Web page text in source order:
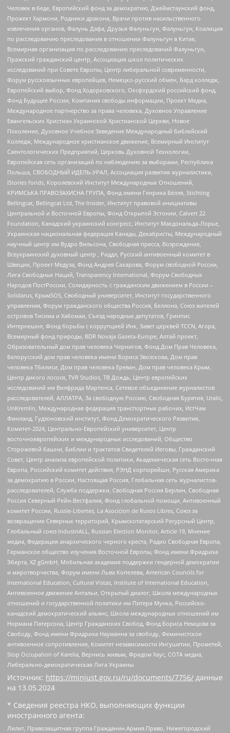
Человек в беде, Европейский фонд за демократию, Джеймстаунский фонд,
Прожект Хармони, Родники дракона, Врачи против насильственного
извлечения органов, Фалунь Дафа, Друзья Фалуньгун, Фалуньгун, Коалиция
по расследованию преследования в отношении Фалуньгун в Китае,
Всемирная организация по расследованию преследований Фалуньгун,
Пражский гражданский центр, Ассоциация школ политических
исследований при Совете Европы, Центр либеральной современности,
Форум русскоязычных европейцев, Немецко-русский обмен, Бард колледж,
Европейский выбор, Фонд Ходорковского, Оксфордский российский фонд,
Фонд Будущее России, Компания свободы информации, Проект Медиа,
Международное партнерство за права человека, Духовное Управление
Евангельских Христиан Украинской Христианской Церкви, Новое
Поколение, Духовное Учебное Заведение Международный Библейский
Колледж, Международное христианское движение, Всемирный Институт
Саентологических Предприятий, Церковь Духовной Технологии,
Европейская сеть организаций по наблюдению за выборами, Республика
Польша, СВОБОДНЫЙ ИДЕЛЬ-УРАЛ, Ассоциация развития журналистики,
IStories fonds, Королевский Институт Международных Отношений,
КРИМСЬКА ПРАВОЗАХИСНА ГРУПА, Фонд имени Генриха Бёлля, Stichting
Bellingcat, Bellingcat Ltd, The Insider, Институт правовой инициативы
Центральной и Восточной Европы, Фонд Открытой Эстонии, Calvert 22
Foundation, Канадский украинский конгресс, Институт Макдональда-Лорье,
Украинская национальная федерация Канады, Декабристы, Международный
научный центр им Вудро Вильсона, Свободная пресса, Возрождение,
Всеукраинский духовный центр , Риддл, Русский антивоенный комитет в
Швеции, Проект Медуза, Фонд Андрея Сахарова, Форум свободной России,
Лига Свободных Наций, Transparеncy International, Форум Свободных
Народов ПостРоссии, Солидарность с гражданским движением в России –
Solidarus, КрымSOS, Свободный университет, Институт государственного
управления, Форум гражданского общества Россия, Беллона, Союз жителей
островов Тисима и Хабомаи, Съезд народных депутатов, Гринпис
Интернешнл, Фонд борьбы с коррупцией Инк, Завет церквей TCCN, Агора,
Всемирный фонд природы, BDR Novaja Gazeta-Europe, Алтай проект,
Образовательный дом прав человека Чернигов, Фонд Дом Прав Человека,
Белорусский дом прав человека имени Бориса Звозскова, Дом прав
человека Тбилиси, Дом прав человека Ереван, Дом прав человека Крым,
Центр дикого лосося, TVR Studios, ТВ Дождь, Центр европейских
исследований им Вилфрида Мартенса, Сетевое объединение журналистов
расследователей, АЛЛАТРА, За свободную Россию, Свободная Бурятия, Uralic,
UnKremlin, Международная федерация транспортных рабочих, ИстЧам
Финланд, Гудзоновский институт, Фонд Демократического Развития,
Комитет-2024, Центрально-Европейский университет, Центр
восточноевропейских и международных исследований, Общество
Сторожевой башни, Библии и трактатов Свидетелей Иеговы, Гражданский
Совет, Центр анализа европейской политики, Академическая сеть Восточная
Европа, Российский комитет действия, РЭНД корпорейшн, Русская Америка
за демократию в России, Настоящая Россия, Глобальная сеть журналистов-
расследователей, Служба поддержки, Свободная Россия Берлин, Свободная
Россия Северный Рейн-Вестфалия, Фонд глобальной помощи, Антивоенный
комитет России, Russie-Libertes, La Asocicion de Rusos Libres, Союз за
возвращение Северных территорий, Крымскотатарский Ресурсный Центр,
Глобальный союз IndustriALL, Russian Election Monitor, Article 19, Мнение
медиа, Федерация анархического черного креста, Радио Свободная Европа,
Германское общество изучения Восточной Европы, Фонд имени Фридриха
Эберта, XZ gGmbH, Мобильная академия поддержки гендерной демократии
и миротворчества, Форум имени Льва Копелева, American Councils for
International Education, Cultural Vistas, Institute of International Education,
Антивоенное движение Антальи, Открытый диалог, Школа международных
отношений и государственной политики им Питера Мунка, Российско-
канадский демократический альянс, Школа международных отношений им
Нормана Патерсона, Центр Гражданских Свобод, Фонд Бориса Немцова за
Свободу, Фонд имени Фридриха Науманна за свободу, Феминистское
антивоенное сопротивление, Комитет независимости Ингушетии, Прометей,
Stop Occupation of Karelia, Вернись живым, Фридом Хаус, СОТА медиа,
Либерально-демократическая Лига Украины
Источник: https://minjust.gov.ru/ru/documents/7756/ данные
на 13.05.2024
* Сведения реестра НКО, выполняющих функции
иностранного агента:
Лилит, Правозащитная группа Гражданин.Армия.Право, Нижегородский